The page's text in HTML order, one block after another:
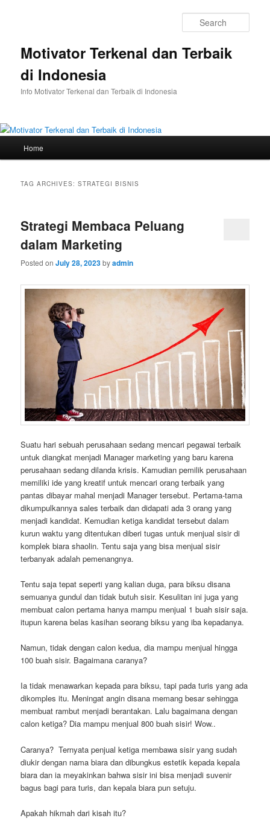
Motivator Terkenal dan Terbaik
di Indonesia
Info Motivator Terkenal dan Terbaik di Indonesia
Home
TAG ARCHIVES:STRATEGI BISNIS
Strategi Membaca Peluang
dalam Marketing
Posted onJuly 28, 2023byadmin
Suatu hari sebuah perusahaan sedang mencari pegawai terbaik
untuk diangkat menjadi Manager marketing yang baru karena
perusahaan sedang dilanda krisis. Kamudian pemilik perusahaan
memiliki ide yang kreatif untuk mencari orang terbaik yang
pantas dibayar mahal menjadi Manager tersebut. Pertama-tama
dikumpulkannya sales terbaik dan didapati ada 3 orang yang
menjadi kandidat. Kemudian ketiga kandidat tersebut dalam
kurun waktu yang ditentukan diberi tugas untuk menjual sisir di
komplek biara shaolin. Tentu saja yang bisa menjual sisir
terbanyak adalah pemenangnya.
Tentu saja tepat seperti yang kalian duga, para biksu disana
semuanya gundul dan tidak butuh sisir. Kesulitan ini juga yang
membuat calon pertama hanya mampu menjual 1 buah sisir saja.
itupun karena belas kasihan seorang biksu yang iba kepadanya.
Namun, tidak dengan calon kedua, dia mampu menjual hingga
100 buah sisir. Bagaimana caranya?
Ia tidak menawarkan kepada para biksu, tapi pada turis yang ada
dikomples itu. Meningat angin disana memang besar sehingga
membuat rambut menjadi berantakan. Lalu bagaimana dengan
calon ketiga? Dia mampu menjual 800 buah sisir! Wow..
Caranya? Ternyata penjual ketiga membawa sisir yang sudah
diukir dengan nama biara dan dibungkus estetik kepada kepala
biara dan ia meyakinkan bahwa sisir ini bisa menjadi suvenir
bagus bagi para turis, dan kepala biara pun setuju.
Apakah hikmah dari kisah itu?